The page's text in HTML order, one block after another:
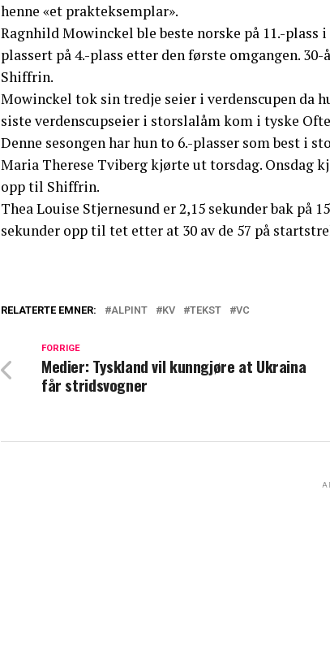
henne «et prakteksemplar».
Ragnhild Mowinckel ble beste norske på 11.-plass
plassert på 4.-plass etter den første omgangen.
Shiffrin.
Mowinckel tok sin tredje seier i verdenscupen da
siste verdenscupseier i storslalåm kom i tyske
Denne sesongen har hun to 6.-plasser som best i
Maria Therese Tviberg kjørte ut torsdag. Onsdag
opp til Shiffrin.
Thea Louise Stjernesund er 2,15 sekunder bak på
sekunder opp til tet etter at 30 av de 57 på
RELATERTE EMNER: ALPINT KV TEKST VC
FORRIGE
Medier: Tyskland vil kunngjøre at Ukraina
får stridsvogner